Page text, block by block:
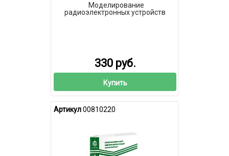
Моделирование
радиоэлектронных устройств
330 руб.
Купить
Артикул00810220